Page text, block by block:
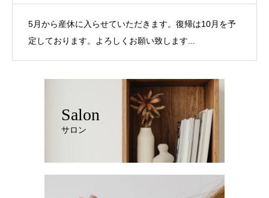
5月から産休に入らせていただきます。復帰は10月を予
定しております。よろしくお願い致します...
Salon
サロン